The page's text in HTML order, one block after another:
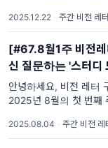
냈는지 자연스럽게 되
2025.12.22 · 주간 비전 레터
[#67.8월1주 비전
신 질문하는 '스터
Mode)'로 학습 혁신
안녕하세요, 비전 레터
2025년 8월의 첫 번째
8월에도 무더위가 계
2025.08.04 · 주간 비전 레